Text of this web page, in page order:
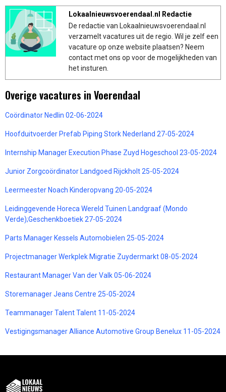
Lokaalnieuwsvoerendaal.nl Redactie
De redactie van Lokaalnieuwsvoerendaal.nl
verzamelt vacatures uit de regio. Wil je zelf een
vacature op onze website plaatsen? Neem
contact met ons op voor de mogelijkheden van
het insturen.
Overige vacatures in Voerendaal
Coördinator Nedlin 02-06-2024
Hoofduitvoerder Prefab Piping Stork Nederland 27-05-2024
Internship Manager Execution Phase Zuyd Hogeschool 23-05-2024
Junior Zorgcoördinator Landgoed Rijckholt 25-05-2024
Leermeester Noach Kinderopvang 20-05-2024
Leidinggevende Horeca Wereld Tuinen Landgraaf (Mondo
Verde);Geschenkboetiek 27-05-2024
Parts Manager Kessels Automobielen 25-05-2024
Projectmanager Werkplek Migratie Zuydermarkt 08-05-2024
Restaurant Manager Van der Valk 05-06-2024
Storemanager Jeans Centre 25-05-2024
Teammanager Talent Talent 11-05-2024
Vestigingsmanager Alliance Automotive Group Benelux 11-05-2024